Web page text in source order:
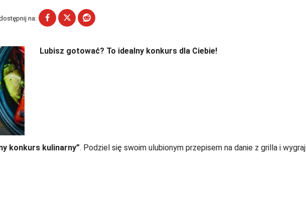
na:
Lubisz gotować? To idealny konkurs dla Ciebie!
konkurs kulinarny”. Podziel się swoim ulubionym przepisem na danie z grilla i wygraj